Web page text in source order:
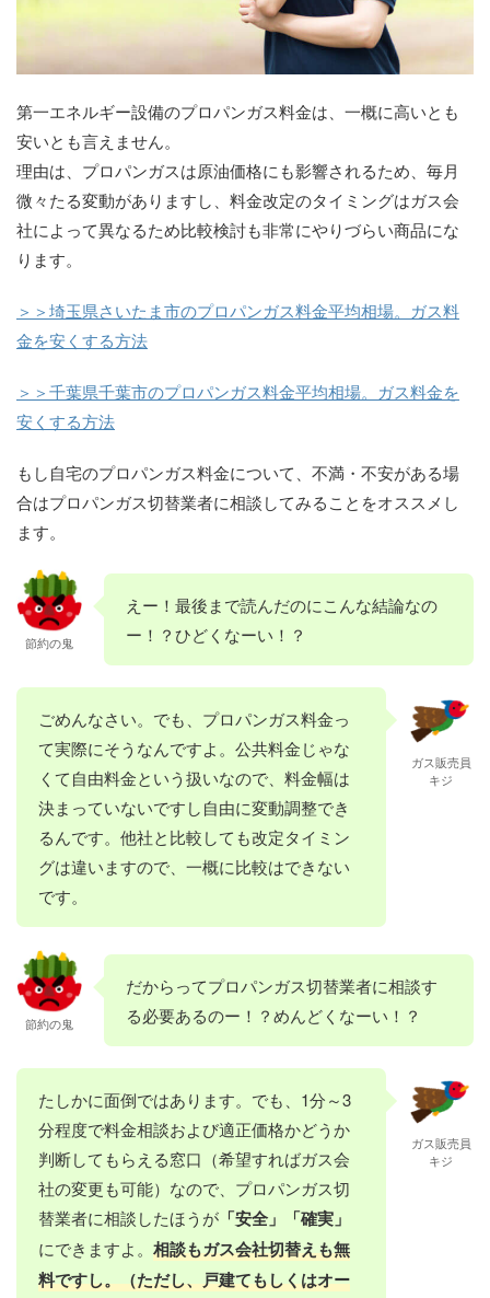
第一エネルギー設備のプロパンガス料金は、一概に高いとも
安いとも言えません。
理由は、プロパンガスは原油価格にも影響されるため、毎月
微々たる変動がありますし、料金改定のタイミングはガス会
社によって異なるため比較検討も非常にやりづらい商品にな
ります。
＞＞埼玉県さいたま市のプロパンガス料金平均相場。ガス料
金を安くする方法
＞＞千葉県千葉市のプロパンガス料金平均相場。ガス料金を
安くする方法
もし自宅のプロパンガス料金について、不満・不安がある場
合はプロパンガス切替業者に相談してみることをオススメし
ます。
節約の鬼
えー！最後まで読んだのにこんな結論なの
ー！？ひどくなーい！？
ごめんなさい。でも、プロパンガス料金っ
て実際にそうなんですよ。公共料金じゃな
くて自由料金という扱いなので、料金幅は
決まっていないですし自由に変動調整でき
るんです。他社と比較しても改定タイミン
グは違いますので、一概に比較はできない
です。
ガス販売員
キジ
節約の鬼
だからってプロパンガス切替業者に相談す
る必要あるのー！？めんどくなーい！？
たしかに面倒ではあります。でも、1分～3
分程度で料金相談および適正価格かどうか
判断してもらえる窓口（希望すればガス会
社の変更も可能）なので、プロパンガス切
替業者に相談したほうが 「安全」「確実」
にできますよ。 相談もガス会社切替えも無
料ですし。（ただし、戸建てもしくはオー
ガス販売員
キジ